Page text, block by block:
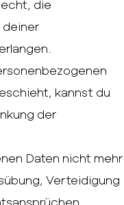
die
deiner
kannst du
der
Daten nicht mehr
Verteidigung